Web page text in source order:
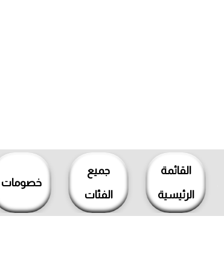
القائمة
الرئيسية
جميع
الفئات
خصومات
المحتوى